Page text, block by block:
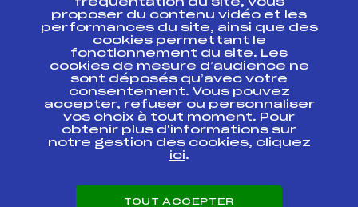
Ressources
Pass’Neige
Projet sportif fédéral
Projet de performance fédéral
Antidopage
Pôle Développement, Formation, Suivi
Scientifique
Listes ministérielles
Pôle vie de l’athlète
Enseignement professionnel
fréquentation du site, vous
proposer du contenu vidéo et les
performances du site, ainsi que des
cookies permettant le
fonctionnement du site. Les
cookies de mesure d’audience ne
sont déposés qu’avec votre
consentement. Vous pouvez
accepter, refuser ou personnaliser
vos choix à tout moment. Pour
obtenir plus d'informations sur
notre gestion des cookies, cliquez
ici.
TOUT ACCEPTER